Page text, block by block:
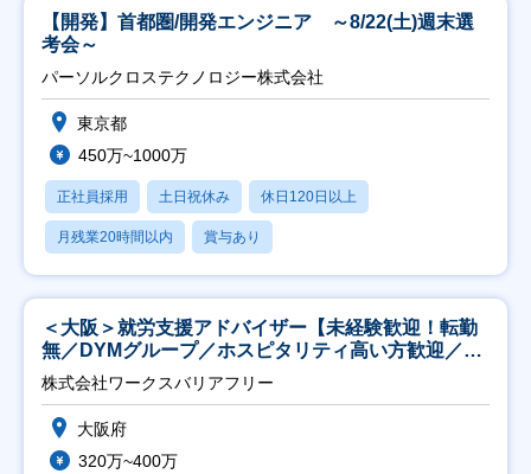
【開発】首都圏/開発エンジニア ～8/22(土)週末選
考会～
パーソルクロステクノロジー株式会社
東京都
450万~1000万
正社員採用 土日祝休み 休日120日以上
月残業20時間以内 賞与あり
＜大阪＞就労支援アドバイザー【未経験歓迎！転勤
無／DYMグループ／ホスピタリティ高い方歓迎／土
日祝】
株式会社ワークスバリアフリー
大阪府
320万~400万